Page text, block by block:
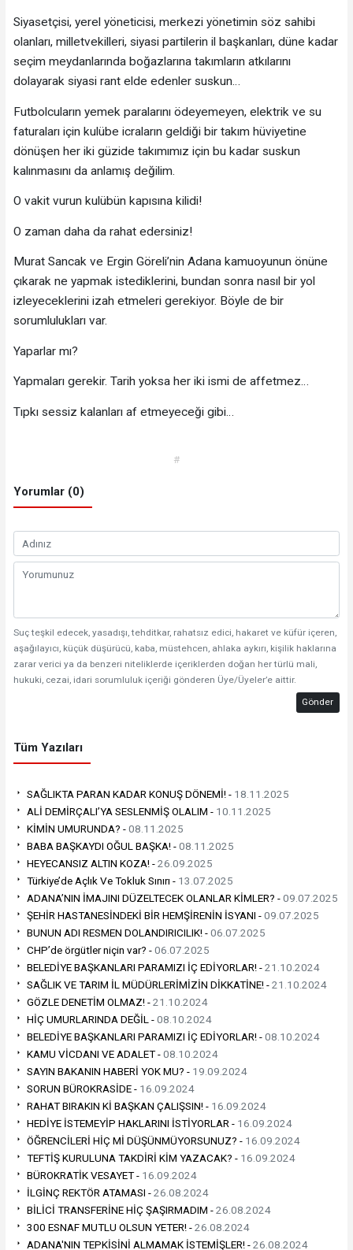
Siyasetçisi, yerel yöneticisi, merkezi yönetimin söz sahibi
olanları, milletvekilleri, siyasi partilerin il başkanları, düne kadar
seçim meydanlarında boğazlarına takımların atkılarını
dolayarak siyasi rant elde edenler suskun…
Futbolcuların yemek paralarını ödeyemeyen, elektrik ve su
faturaları için kulübe icraların geldiği bir takım hüviyetine
dönüşen her iki güzide takımımız için bu kadar suskun
kalınmasını da anlamış değilim.
O vakit vurun kulübün kapısına kilidi!
O zaman daha da rahat edersiniz!
Murat Sancak ve Ergin Göreli’nin Adana kamuoyunun önüne
çıkarak ne yapmak istediklerini, bundan sonra nasıl bir yol
izleyeceklerini izah etmeleri gerekiyor. Böyle de bir
sorumlulukları var.
Yaparlar mı?
Yapmaları gerekir. Tarih yoksa her iki ismi de affetmez…
Tıpkı sessiz kalanları af etmeyeceği gibi…
#
Yorumlar (0)
Suç teşkil edecek, yasadışı, tehditkar, rahatsız edici, hakaret ve küfür içeren,
aşağılayıcı, küçük düşürücü, kaba, müstehcen, ahlaka aykırı, kişilik haklarına
zarar verici ya da benzeri niteliklerde içeriklerden doğan her türlü mali,
hukuki, cezai, idari sorumluluk içeriği gönderen Üye/Üyeler’e aittir.
Gönder
Tüm Yazıları
SAĞLIKTA PARAN KADAR KONUŞ DÖNEMİ! - 18.11.2025
ALİ DEMİRÇALI’YA SESLENMİŞ OLALIM - 10.11.2025
KİMİN UMURUNDA? -08.11.2025
BABA BAŞKAYDI OĞUL BAŞKA! -08.11.2025
HEYECANSIZ ALTIN KOZA! -26.09.2025
Türkiye’de Açlık Ve Tokluk Sınırı - 13.07.2025
ADANA’NIN İMAJINI DÜZELTECEK OLANLAR KİMLER? -09.07.2025
ŞEHİR HASTANESİNDEKİ BİR HEMŞİRENİN İSYANI -09.07.2025
BUNUN ADI RESMEN DOLANDIRICILIK! -06.07.2025
CHP’de örgütler niçin var? -06.07.2025
BELEDİYE BAŞKANLARI PARAMIZI İÇ EDİYORLAR! -21.10.2024
SAĞLIK VE TARIM İL MÜDÜRLERİMİZİN DİKKATİNE! -21.10.2024
GÖZLE DENETİM OLMAZ! -21.10.2024
HİÇ UMURLARINDA DEĞİL -08.10.2024
BELEDİYE BAŞKANLARI PARAMIZI İÇ EDİYORLAR! -08.10.2024
KAMU VİCDANI VE ADALET -08.10.2024
SAYIN BAKANIN HABERİ YOK MU? - 19.09.2024
SORUN BÜROKRASİDE - 16.09.2024
RAHAT BIRAKIN Kİ BAŞKAN ÇALIŞSIN! - 16.09.2024
HEDİYE İSTEMEYİP HAKLARINI İSTİYORLAR - 16.09.2024
ÖĞRENCİLERİ HİÇ Mİ DÜŞÜNMÜYORSUNUZ? - 16.09.2024
TEFTİŞ KURULUNA TAKDİRİ KİM YAZACAK? - 16.09.2024
BÜROKRATİK VESAYET - 16.09.2024
İLGİNÇ REKTÖR ATAMASI -26.08.2024
BİLİCİ TRANSFERİNE HİÇ ŞAŞIRMADIM -26.08.2024
300 ESNAF MUTLU OLSUN YETER! -26.08.2024
ADANA'NIN TEPKİSİNİ ALMAMAK İSTEMİŞLER! -26.08.2024